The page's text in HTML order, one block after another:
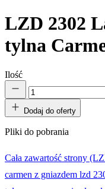
LZD 2302
tylna
Ilość
Dodaj do oferty
Pliki do pobrania
Cała zawartość strony
carmen z gniazdem lzd